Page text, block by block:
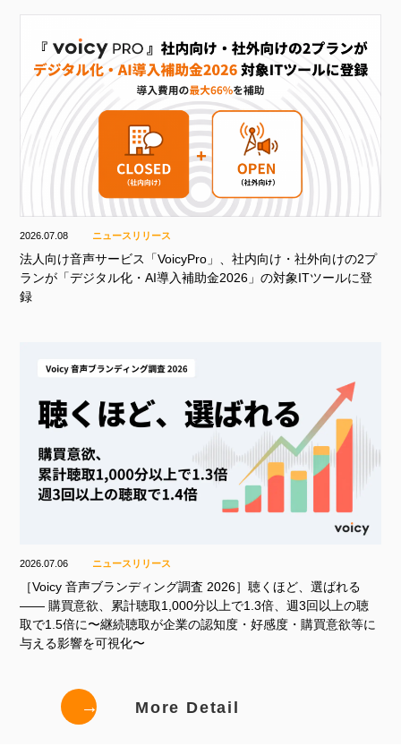
2026.07.08 ニュースリリース
法人向け音声サービス「VoicyPro」、社内向け・社外向けの2プ
ランが「デジタル化・AI導入補助金2026」の対象ITツールに登
録
2026.07.06 ニュースリリース
［Voicy 音声ブランディング調査 2026］聴くほど、選ばれる
—— 購買意欲、累計聴取1,000分以上で1.3倍、週3回以上の聴
取で1.5倍に〜継続聴取が企業の認知度・好感度・購買意欲等に
与える影響を可視化〜
→ More Detail